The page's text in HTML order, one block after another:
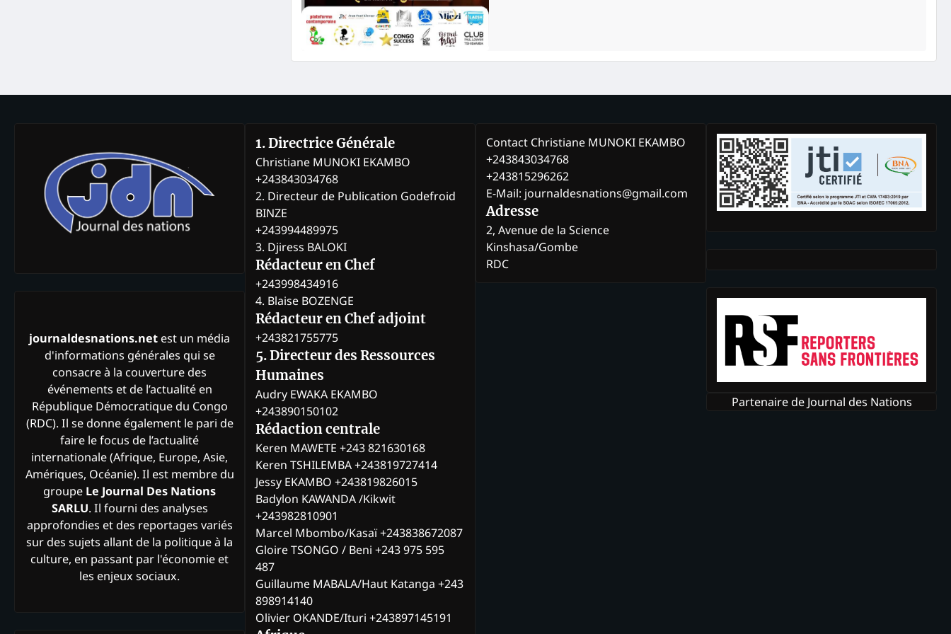
journaldesnations.net est un média
d'informations générales qui se
consacre à la couverture des
événements et de l’actualité en
République Démocratique du Congo
(RDC). Il se donne également le pari de
faire le focus de l’actualité
internationale (Afrique, Europe, Asie,
Amériques, Océanie). Il est membre du
groupe Le Journal Des Nations
SARLU. Il fourni des analyses
approfondies et des reportages variés
sur des sujets allant de la politique à la
culture, en passant par l'économie et
les enjeux sociaux.
1. Directrice Générale
Christiane MUNOKI EKAMBO
+243843034768
2. Directeur de Publication Godefroid
BINZE
+243994489975
3. Djiress BALOKI
Rédacteur en Chef
+243998434916
4. Blaise BOZENGE
Rédacteur en Chef adjoint
+243821755775
5. Directeur des Ressources
Humaines
Audry EWAKA EKAMBO
+243890150102
Rédaction centrale
Keren MAWETE +243 821630168
Keren TSHILEMBA +243819727414
Jessy EKAMBO +243819826015
Badylon KAWANDA /Kikwit
+243982810901
Marcel Mbombo/Kasaï +243838672087
Gloire TSONGO / Beni +243 975 595
487
Guillaume MABALA/Haut Katanga +243
898914140
Olivier OKANDE/Ituri +243897145191
Contact Christiane MUNOKI EKAMBO
+243843034768
+243815296262
E-Mail: journaldesnations@gmail.com
Adresse
2, Avenue de la Science
Kinshasa/Gombe
RDC
Partenaire de Journal des Nations